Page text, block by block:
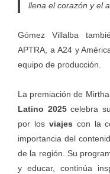
llena el corazón y el
Gómez Villalba
APTRA, a A24 y
equipo de producción.
La premiación de
Latino 2025celebra
por los viajes con la
importancia del
de la región. Su
y educar, continúa